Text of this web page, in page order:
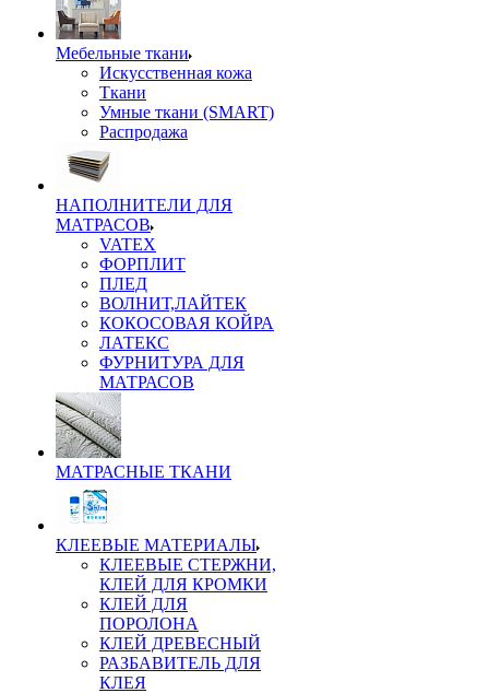
Мебельные ткани
Искусственная кожа
Ткани
Умные ткани (SMART)
Распродажа
НАПОЛНИТЕЛИ ДЛЯ
МАТРАСОВ
VATEX
ФОРПЛИТ
ПЛЕД
ВОЛНИТ,ЛАЙТЕК
КОКОСОВАЯ КОЙРА
ЛАТЕКС
ФУРНИТУРА ДЛЯ
МАТРАСОВ
МАТРАСНЫЕ ТКАНИ
КЛЕЕВЫЕ МАТЕРИАЛЫ
КЛЕЕВЫЕ СТЕРЖНИ,
КЛЕЙ ДЛЯ КРОМКИ
КЛЕЙ ДЛЯ
ПОРОЛОНА
КЛЕЙ ДРЕВЕСНЫЙ
РАЗБАВИТЕЛЬ ДЛЯ
КЛЕЯ